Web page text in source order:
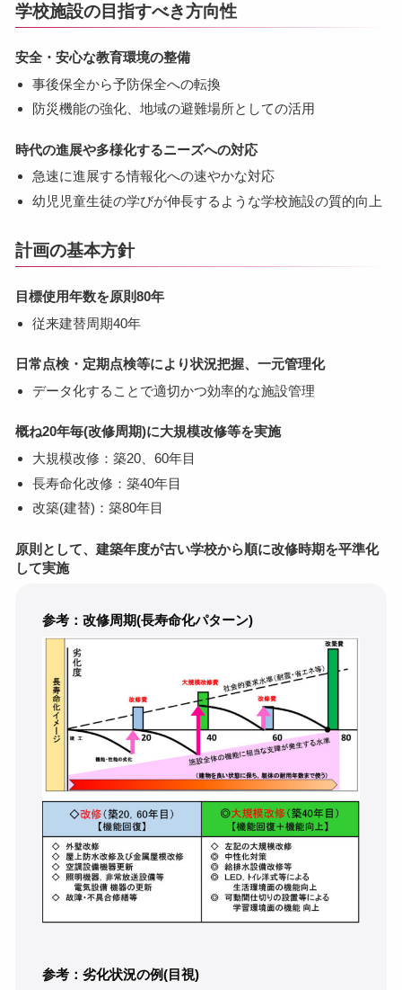
学校施設の目指すべき方向性
安全・安心な教育環境の整備
事後保全から予防保全への転換
防災機能の強化、地域の避難場所としての活用
時代の進展や多様化するニーズへの対応
急速に進展する情報化への速やかな対応
幼児児童生徒の学びが伸長するような学校施設の質的向上
計画の基本方針
目標使用年数を原則80年
従来建替周期40年
日常点検・定期点検等により状況把握、一元管理化
データ化することで適切かつ効率的な施設管理
概ね20年毎(改修周期)に大規模改修等を実施
大規模改修：築20、60年目
長寿命化改修：築40年目
改築(建替)：築80年目
原則として、建築年度が古い学校から順に改修時期を平準化
して実施
参考：改修周期(長寿命化パターン)
参考：劣化状況の例(目視)